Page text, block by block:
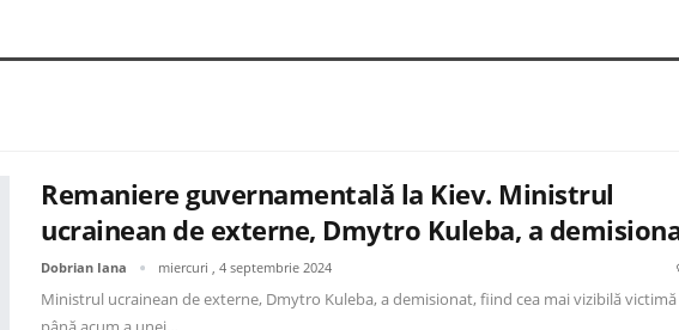
Remaniere guvernamentală la Kiev. Ministrul
ucrainean de externe, Dmytro Kuleba, a
Dobrian Iana miercuri , 4 septembrie 2024
Ministrul ucrainean de externe, Dmytro Kuleba, a demisionat, fiind cea mai vizibilă